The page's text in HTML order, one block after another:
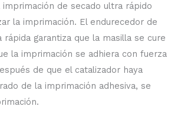
de secado ultra rápido
la imprimación. El endurecedor de
rápida garantiza que la masilla se cure
la imprimación se adhiera con fuerza
de que el catalizador haya
de la imprimación adhesiva, se